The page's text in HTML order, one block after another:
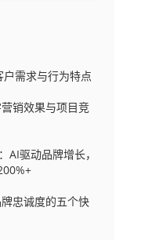
需求与行为特点
销效果与项目竞
AI驱动品牌增长，
忠诚度的五个快